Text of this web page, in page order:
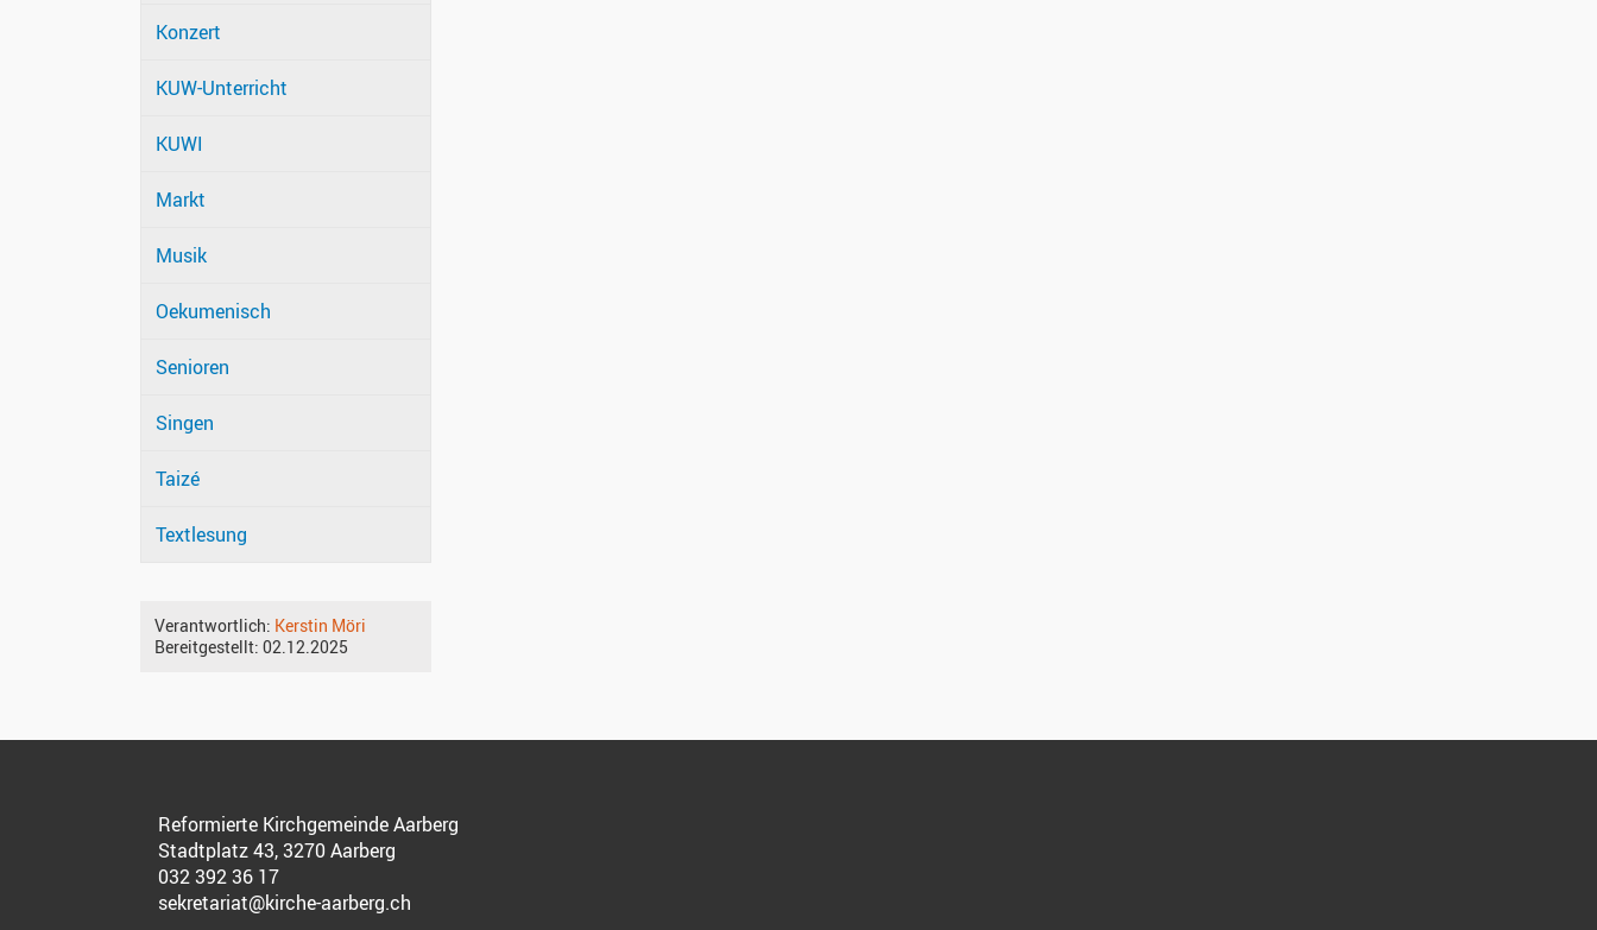
Konzert
KUW-Unterricht
KUWI
Markt
Musik
Oekumenisch
Senioren
Singen
Taizé
Textlesung
Verantwortlich: Kerstin Möri
Bereitgestellt: 02.12.2025
Reformierte Kirchgemeinde Aarberg
Stadtplatz 43, 3270 Aarberg
032 392 36 17
sekretariat@kirche-aarberg.ch